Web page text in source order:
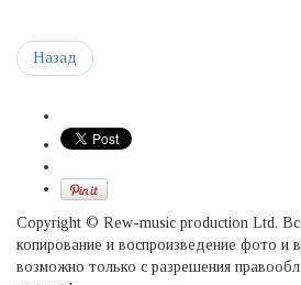
Назад
Copyright © Rew-music production Ltd.
копирование и воспроизведение фото и
возможно только с разрешения